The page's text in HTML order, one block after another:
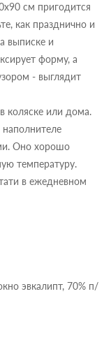
см пригодится
как празднично и
выписке и
форму, а
- выглядит
коляске или дома.
наполнителе
Оно хорошо
температуру.
в ежедневном
эвкалипт, 70% п/